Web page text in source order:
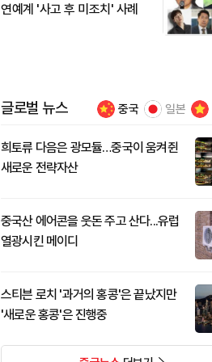
연예계 '사고 후 미조치' 사례
글로벌 뉴스 중국 일본
희토류 다음은 광모듈…중국이 움켜쥔
새로운 전략자산
중국산 에어콘을 웃돈 주고 산다...유럽
열광시킨 메이디
스티븐 로치 '과거의 홍콩'은 끝났지만
'새로운 홍콩'은 진행중